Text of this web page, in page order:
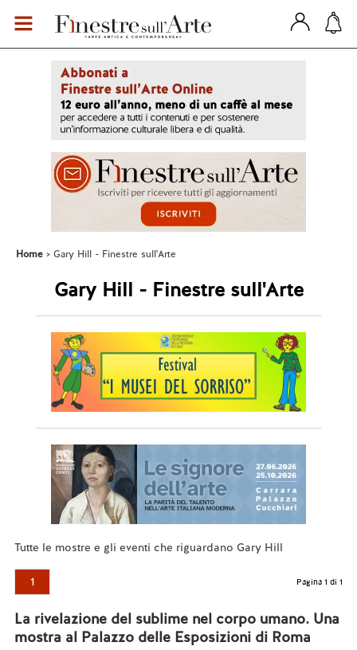
Home Gary Hill - Finestre sull'Arte
Gary Hill - Finestre sull'Arte
Tutte le mostre e gli eventi che riguardano Gary Hill
1 Pagina 1 di 1
La rivelazione del sublime nel corpo umano. Una
mostra al Palazzo delle Esposizioni di Roma